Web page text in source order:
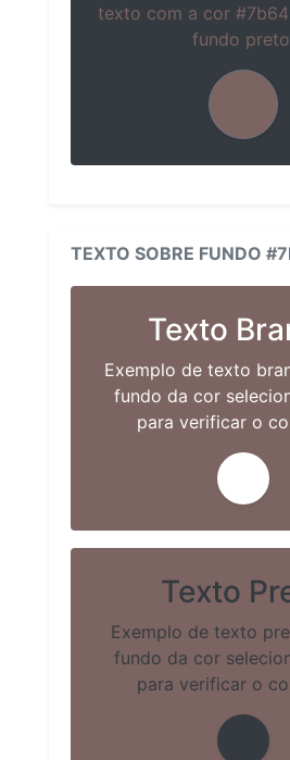
texto com a cor
fundo
TEXTO SOBRE FUNDO
Texto
Exemplo de texto
fundo da cor
para verificar o
Texto
Exemplo de texto
fundo da cor
para verificar o